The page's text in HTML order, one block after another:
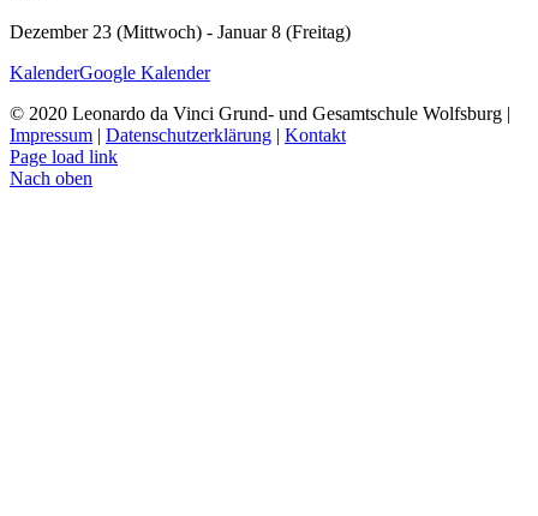
Dezember 23 (Mittwoch) - Januar 8 (Freitag)
KalenderGoogle Kalender
© 2020 Leonardo da Vinci Grund- und Gesamtschule Wolfsburg |
Impressum | Datenschutzerklärung | Kontakt
Page load link
Nach oben